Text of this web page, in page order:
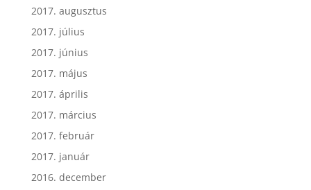
2017. augusztus
2017. július
2017. június
2017. május
2017. április
2017. március
2017. február
2017. január
2016. december